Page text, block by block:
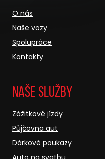
O nás
Naše vozy
Spolupráce
Kontakty
Naše služby
Zážitkové jízdy
Půjčovna aut
Dárkové poukazy